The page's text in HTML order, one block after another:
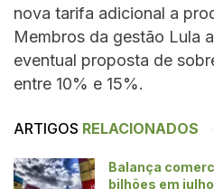
nova tarifa adicional a
Membros da gestão Lula
eventual proposta de
entre 10% e 15%.
ARTIGOS RELACIONADOS
Balança
bilhões em julho